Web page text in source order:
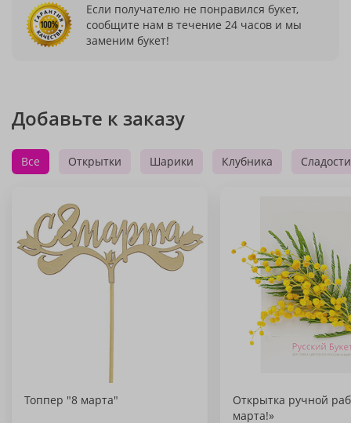
Если получателю не понравился букет,
сообщите нам в течение 24 часов и мы
заменим букет!
Добавьте к заказу
Все Открытки Шарики Клубника Сладости
Топпер "8 марта"
Открытка ручной
марта!»